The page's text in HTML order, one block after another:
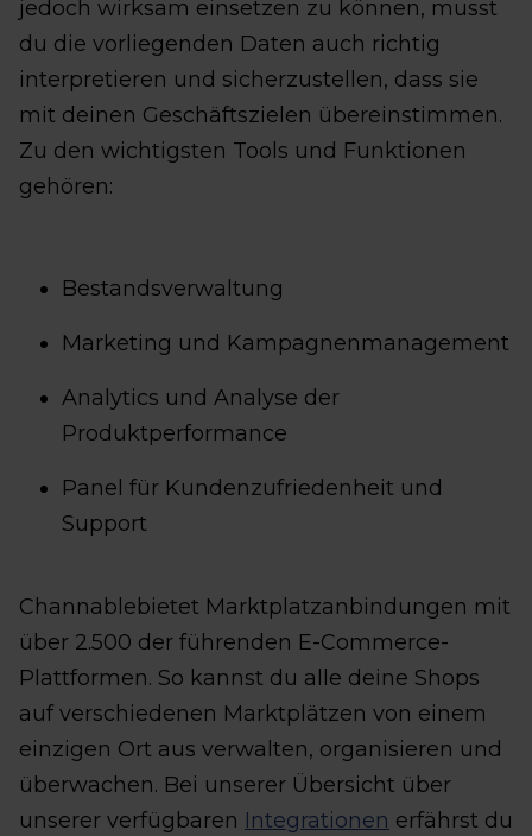
jedoch wirksam einsetzen zu können, musst
du die vorliegenden Daten auch richtig
interpretieren und sicherzustellen, dass sie
mit deinen Geschäftszielen übereinstimmen.
Zu den wichtigsten Tools und Funktionen
gehören:
Bestandsverwaltung
Marketing und Kampagnenmanagement
Analytics und Analyse der
Produktperformance
Panel für Kundenzufriedenheit und
Support
Channablebietet Marktplatzanbindungen mit
über 2.500 der führenden E-Commerce-
Plattformen. So kannst du alle deine Shops
auf verschiedenen Marktplätzen von einem
einzigen Ort aus verwalten, organisieren und
überwachen. Bei unserer Übersicht über
unserer verfügbaren Integrationen erfährst du